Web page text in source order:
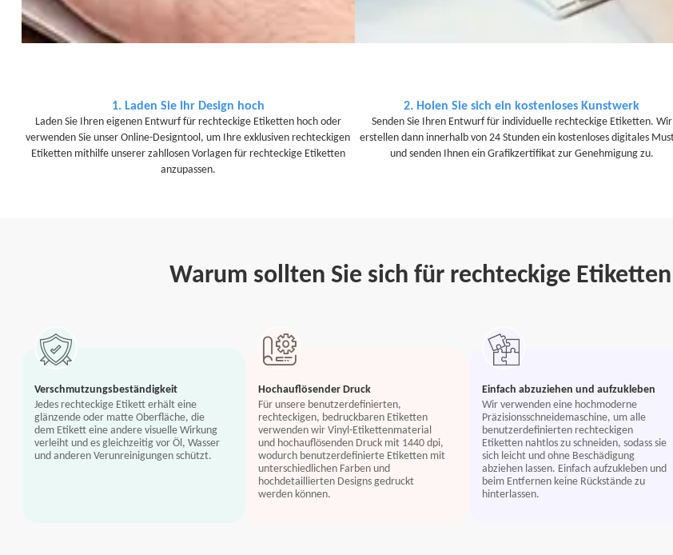
1. Laden Sie Ihr Design hoch
Laden Sie Ihren eigenen Entwurf für rechteckige Etiketten hoch oder
verwenden Sie unser Online-Designtool, um Ihre exklusiven rechteckigen
Etiketten mithilfe unserer zahllosen Vorlagen für rechteckige Etiketten
anzupassen.
2. Holen Sie sich ein kostenloses Kunstwerk
Senden Sie Ihren Entwurf für individuelle rechteckige Etiketten. Wir
erstellen dann innerhalb von 24 Stunden ein kostenloses digitales
und senden Ihnen ein Grafikzertifikat zur Genehmigung zu.
Warum sollten Sie sich für rechteckige
Verschmutzungsbeständigkeit
Jedes rechteckige Etikett erhält eine
glänzende oder matte Oberfläche, die
dem Etikett eine andere visuelle Wirkung
verleiht und es gleichzeitig vor Öl, Wasser
und anderen Verunreinigungen schützt.
Hochauflösender Druck
Für unsere benutzerdefinierten,
rechteckigen, bedruckbaren Etiketten
verwenden wir Vinyl-Etikettenmaterial
und hochauflösenden Druck mit 1440 dpi,
wodurch benutzerdefinierte Etiketten mit
unterschiedlichen Farben und
hochdetaillierten Designs gedruckt
werden können.
Einfach abzuziehen und aufzukleben
Wir verwenden eine hochmoderne
Präzisionsschneidemaschine, um alle
benutzerdefinierten rechteckigen
Etiketten nahtlos zu schneiden, sodass sie
sich leicht und ohne Beschädigung
abziehen lassen. Einfach aufzukleben und
beim Entfernen keine Rückstände zu
hinterlassen.